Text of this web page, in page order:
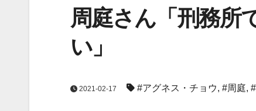
周庭さん「刑務所
い」
2021-02-17 #アグネス・チョウ, #周庭,